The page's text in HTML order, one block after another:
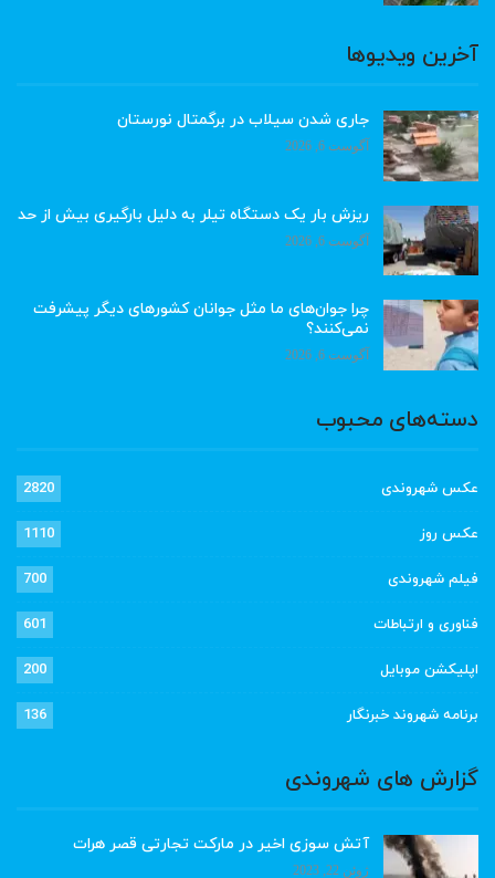
آخرین ویدیوها
جاری شدن سیلاب در برگمتال نورستان
آگوست 6, 2026
ریزش بار یک دستگاه تیلر به دلیل بارگیری بیش از حد
آگوست 6, 2026
چرا جوان‌های ما مثل جوانان کشورهای دیگر پیشرفت
نمی‌کنند؟
آگوست 6, 2026
دسته‌های محبوب
عکس شهروندی 2820
عکس روز 1110
فیلم شهروندی 700
فناوری و ارتباطات 601
اپلیکشن موبایل 200
برنامه شهروند خبرنگار 136
گزارش های شهروندی
آتش سوزی اخیر در مارکت تجارتی قصر هرات
ژوئن 22, 2023